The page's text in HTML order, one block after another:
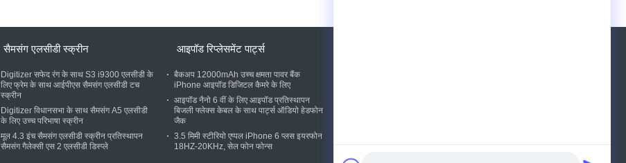
सैमसंग एलसीडी स्क्रीन
Digitizer सफेद रंग के साथ S3 i9300 एलसीडी के
लिए फ्रेम के साथ आईपीएस सैमसंग एलसीडी टच
स्क्रीन
Digitizer विधानसभा के साथ सैमसंग A5 एलसीडी
के लिए उच्च परिभाषा स्क्रीन
मूल 4.3 इंच सैमसंग एलसीडी स्क्रीन प्रतिस्थापन
सैमसंग गैलेक्सी एस 2 एलसीडी डिस्प्ले
आइपॉड रिप्लेसमेंट पार्ट्स
बैकअप 12000mAh उच्च क्षमता पावर बैंक
iPhone आइपॉड डिजिटल कैमरे के लिए
आइपॉड नैनो 6 वीं के लिए आइपॉड प्रतिस्थापन
बिजली फ्लेक्स केबल के साथ पार्ट्स ऑडियो हेडफोन
जैक
3.5 मिमी स्टीरियो एप्पल iPhone 6 प्लस इयरफोन
18HZ-20KHz, सेल फोन फोन्स